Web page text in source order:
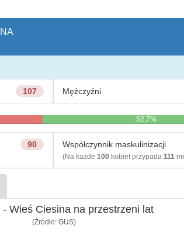
107 Mężczyźni
52,7%
90 Współczynnik maskulinizacji
(Na każde 100kobiet przypada 111
- Wieś Ciesina na przestrzeni lat
(Źródło: GUS)